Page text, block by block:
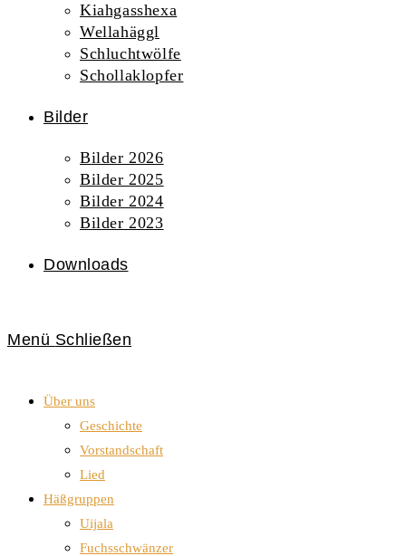
Kiahgasshexa
Wellahäggl
Schluchtwölfe
Schollaklopfer
Bilder
Bilder 2026
Bilder 2025
Bilder 2024
Bilder 2023
Downloads
Menü Schließen
Über uns
Geschichte
Vorstandschaft
Lied
Häßgruppen
Uijala
Fuchsschwänzer